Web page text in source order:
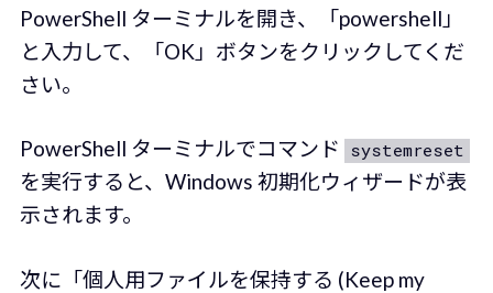
PowerShell ターミナルを開き、「powershell」
と入力して、「OK」ボタンをクリックしてくだ
さい。
PowerShell ターミナルでコマンド systemreset
を実行すると、Windows 初期化ウィザードが表
示されます。
次に「個人用ファイルを保持する (Keep my